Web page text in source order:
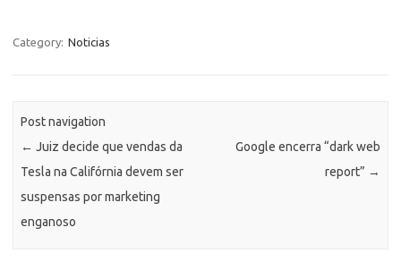
Category: Noticias
Post navigation
← Juiz decide que vendas da
Tesla na Califórnia devem ser
suspensas por marketing
enganoso
Google encerra “dark web
report” →